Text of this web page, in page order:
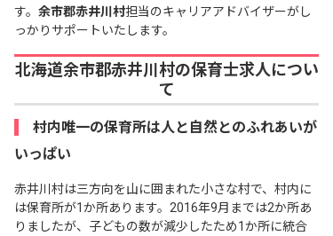
す。 余市郡赤井川村担当のキャリアアドバイザーがし
っかりサポートいたします。
北海道余市郡赤井川村の保育士求人につい
て
村内唯一の保育所は人と自然とのふれあいが
いっぱい
赤井川村は三方向を山に囲まれた小さな村で、村内に
は保育所が1か所あります。2016年9月までは2か所あ
りましたが、子どもの数が減少したため1か所に統合